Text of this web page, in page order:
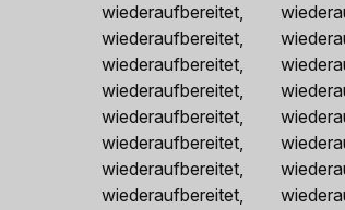
wiederaufbereitet,
wiederaufbereitet,
wiederaufbereitet,
wiederaufbereitet,
wiederaufbereitet,
wiederaufbereitet,
wiederaufbereitet,
wiederaufbereitet,